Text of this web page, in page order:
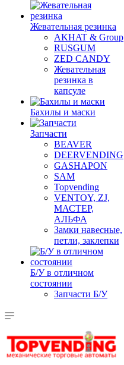
Жевательная резинка
AKHAT & Group
RUSGUM
ZED CANDY
Жевательная
резинка в
капсуле
Бахилы и маски
Запчасти
BEAVER
DEERVENDING
GASHAPON
SAM
Topvending
VENTOY, ZJ,
МАСТЕР,
АЛЬФА
Замки навесные,
петли, заклепки
Б/У в отличном
состоянии
Запчасти Б/У